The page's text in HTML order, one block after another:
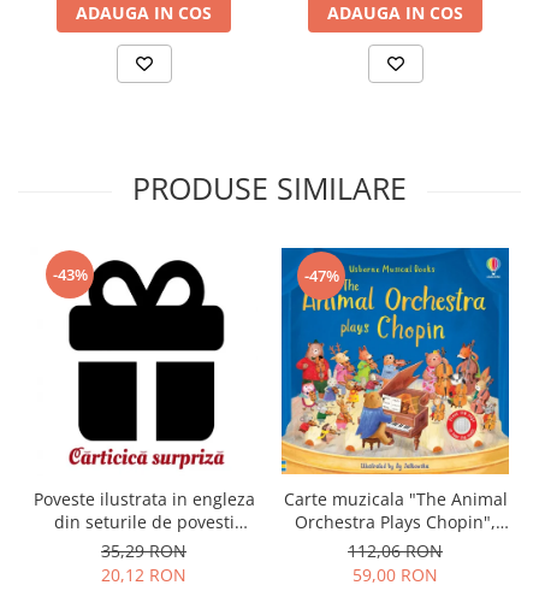
ADAUGA IN COS ADAUGA IN COS
PRODUSE SIMILARE
-43%
Poveste ilustrata in engleza
din seturile de povesti
Usborne
35,29 RON
20,12 RON
-47%
Carte muzicala "The Animal
Orchestra Plays Chopin",
cartonata, Usborne
112,06 RON
59,00 RON